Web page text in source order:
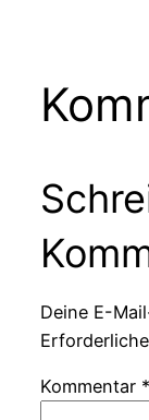
Deine E-
Kommentar *